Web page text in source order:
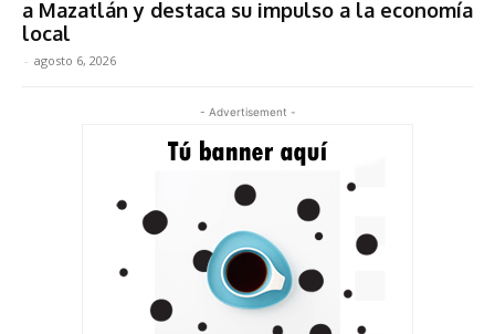
a Mazatlán y destaca su impulso a la economía
local
- agosto 6, 2026
- Advertisement -